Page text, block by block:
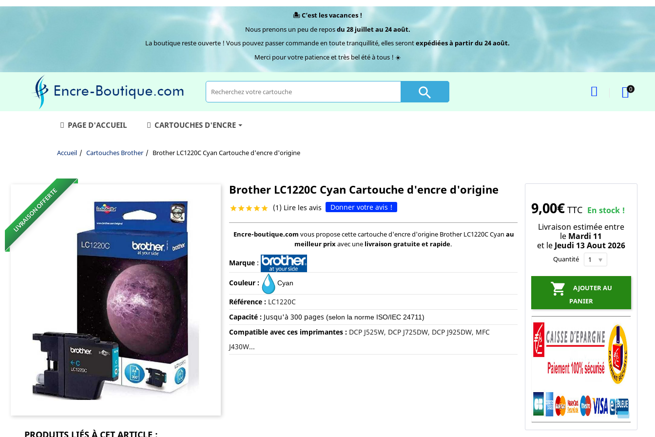
🏝️ C’est les vacances !
Nous prenons un peu de reposdu 28 juillet au 24 août.
La boutique reste ouverte ! Vous pouvez passer commande en toute tranquillité, elles serontexpédiées à partir du 24 août.
Merci pour votre patience et très bel été à tous ! ☀️
 0
PAGE D'ACCUEIL CARTOUCHES D'ENCRE
Accueil Cartouches Brother Brother LC1220C Cyan Cartouche d'encre d'origine
LIVRAISON OFFERTE Brother LC1220C Cyan Cartouche d'encre d'origine
 (1) Lire les avis Donner votre avis !
Encre-boutique.com vous propose cette cartouche d'encre d'origine Brother LC1220C Cyanau
meilleur prix avec une livraison gratuite et rapide.
Marque:
Couleur : Cyan
Référence : LC1220C
Capacité : Jusqu'à 300 pages (selon la norme ISO/IEC 24711)
Compatible avec ces imprimantes : DCP J525W, DCP J725DW, DCP J925DW, MFC
J430W...
9,00€ TTC En stock !
Livraison estimée entre
le Mardi 11
et le Jeudi 13 Aout 2026
Quantité

AJOUTER AU
PANIER
PRODUITS LIÉS À CET ARTICLE :